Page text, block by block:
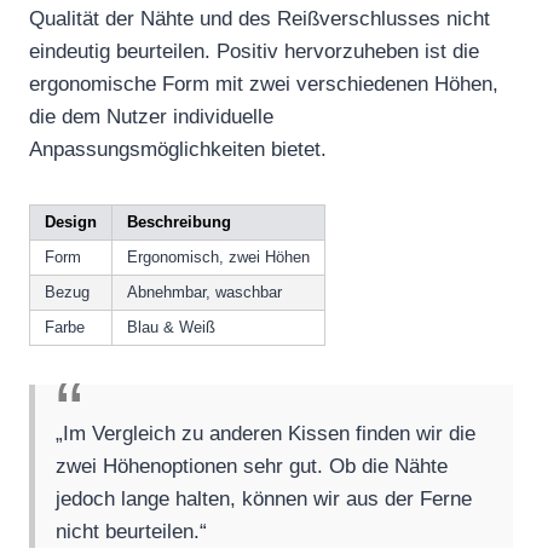
Qualität der Nähte und des Reißverschlusses nicht
eindeutig beurteilen. Positiv hervorzuheben ist die
ergonomische Form mit zwei verschiedenen Höhen,
die dem Nutzer individuelle
Anpassungsmöglichkeiten bietet.
Design
Beschreibung
Form
Ergonomisch, zwei Höhen
Bezug
Abnehmbar, waschbar
Farbe
Blau & Weiß
„Im Vergleich zu anderen Kissen finden wir die
zwei Höhenoptionen sehr gut. Ob die Nähte
jedoch lange halten, können wir aus der Ferne
nicht beurteilen.“